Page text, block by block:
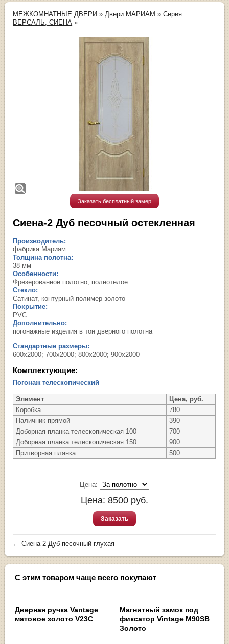
МЕЖКОМНАТНЫЕ ДВЕРИ » Двери МАРИАМ »Серия
ВЕРСАЛЬ, СИЕНА »
Заказать бесплатный замер
Сиена-2 Дуб песочный остекленная
Производитель:
фабрика Мариам
Толщина полотна:
38 мм
Особенности:
Фрезерованное полотно, полнотелое
Стекло:
Сатинат, контурный полимер золото
Покрытие:
PVC
Дополнительно:
погонажные изделия в тон дверного полотна
Стандартные размеры:
600х2000; 700х2000; 800х2000; 900х2000
Комплектующие:
Погонаж телескопический
Элемент
Цена, руб.
Коробка
780
Наличник прямой
390
Доборная планка телескопическая 100
700
Доборная планка телескопическая 150
900
Притворная планка
500
Цена:
Цена: 8500 руб.
Заказать
←Сиена-2 Дуб песочный глухая
С этим товаром чаще всего покупают
Дверная ручка Vantage
матовое золото V23C
Магнитный замок под
фиксатор Vintage M90SB
Золото